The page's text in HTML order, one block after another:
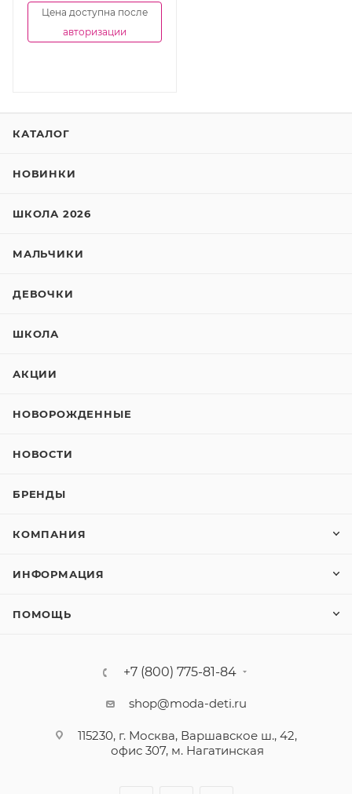
Цена доступна после
авторизации
КАТАЛОГ
НОВИНКИ
ШКОЛА 2026
МАЛЬЧИКИ
ДЕВОЧКИ
ШКОЛА
АКЦИИ
НОВОРОЖДЕННЫЕ
НОВОСТИ
БРЕНДЫ
КОМПАНИЯ
ИНФОРМАЦИЯ
ПОМОЩЬ
+7 (800) 775-81-84
shop@moda-deti.ru
115230, г. Москва, Варшавское ш., 42,
офис 307, м. Нагатинская